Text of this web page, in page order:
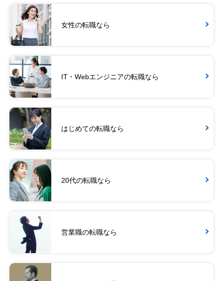
女性の転職なら
IT・Webエンジニアの転職なら
はじめての転職なら
20代の転職なら
営業職の転職なら